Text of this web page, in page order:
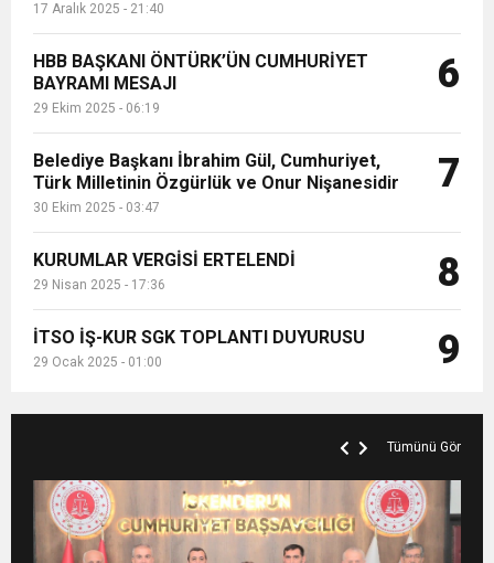
17 Aralık 2025 - 21:40
HBB BAŞKANI ÖNTÜRK’ÜN CUMHURİYET
BAYRAMI MESAJI
29 Ekim 2025 - 06:19
6
Belediye Başkanı İbrahim Gül, Cumhuriyet,
Türk Milletinin Özgürlük ve Onur Nişanesidir
30 Ekim 2025 - 03:47
7
KURUMLAR VERGİSİ ERTELENDİ
29 Nisan 2025 - 17:36 8
İTSO İŞ-KUR SGK TOPLANTI DUYURUSU
29 Ocak 2025 - 01:00 9
Tümünü Gör